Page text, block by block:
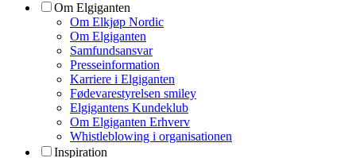
Om Elgiganten
Om Elkjøp Nordic
Om Elgiganten
Samfundsansvar
Presseinformation
Karriere i Elgiganten
Fødevarestyrelsen smiley
Elgigantens Kundeklub
Om Elgiganten Erhverv
Whistleblowing i organisationen
Inspiration